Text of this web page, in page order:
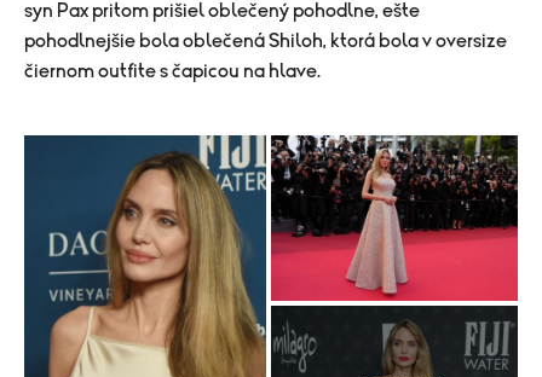
syn Pax pritom prišiel oblečený pohodlne, ešte
pohodlnejšie bola oblečená Shiloh, ktorá bola v oversize
čiernom outfite s čapicou na hlave.